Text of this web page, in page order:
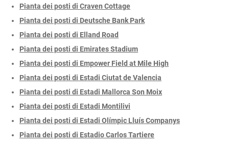
Pianta dei posti di Craven Cottage
Pianta dei posti di Deutsche Bank Park
Pianta dei posti di Elland Road
Pianta dei posti di Emirates Stadium
Pianta dei posti di Empower Field at Mile High
Pianta dei posti di Estadi Ciutat de Valencia
Pianta dei posti di Estadi Mallorca Son Moix
Pianta dei posti di Estadi Montilivi
Pianta dei posti di Estadi Olímpic Lluís Companys
Pianta dei posti di Estadio Carlos Tartiere